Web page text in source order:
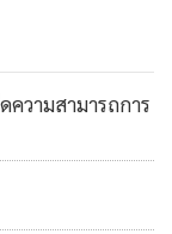
ยได้อย่างตรงจุด
งการของกลุ่มผู้
ต จะเป็นปัจจัย
องการได้อย่าง
วามสามารถการ